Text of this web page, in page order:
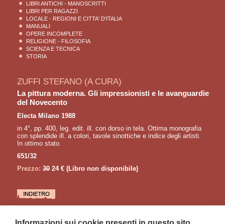
LIBRI ANTICHI - MANOSCRITTI
LIBRI PER RAGAZZI
LOCALE - REGIONI E CITTA' D'ITALIA
MANUALI
OPERE INCOMPLETE
RELIGIONE - FILOSOFIA
SCIENZA E TECNICA
STORIA
ZUFFI STEFANO (A CURA)
La pittura moderna. Gli impressionisti e le avanguardie
del Novecento
Electa Milano 1988
in 4°, pp. 400, leg. edit. ill. con dorso in tela. Ottima monografia
con splendide ill. a colori, tavole sinottiche e indice degli artisti.
In ottimo stato.
651/32
Prezzo: 3024 € (Libro non disponibile)